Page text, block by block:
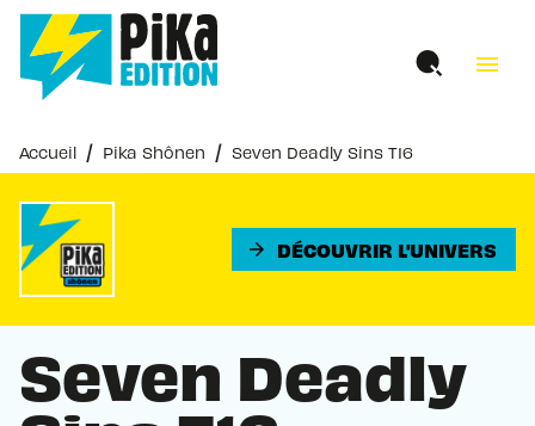
MENU RECHERCHE
PIED DE PAGE
menu
Accueil / Pika Shônen / Seven Deadly Sins T16
arrow_forward DÉCOUVRIR L'UNIVERS
Seven Deadly